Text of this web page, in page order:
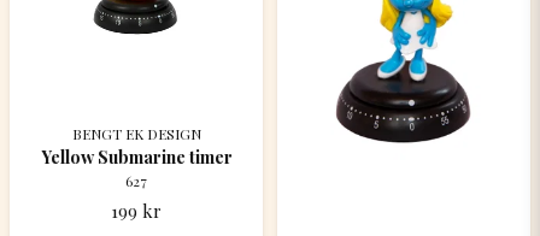
BENGT EK DESIGN
Yellow Submarine timer
627
199 kr